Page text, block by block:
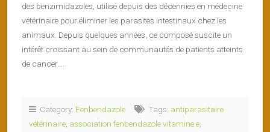
des benzimidazoles, utilisé depuis des décennies en médecine
vétérinaire pour éliminer les parasites intestinaux chez les
animaux. Depuis quelques années, ce composé suscite un
intérêt croissant au sein de communautés de patients atteints
de cancer….
Category: Fenbendazole Tags: antiparasitaire
vétérinaire association fenbendazole vitamine e